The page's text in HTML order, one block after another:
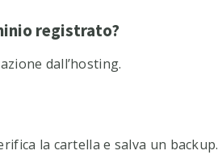
registrato?
dall’hosting.
la cartella e salva un backup.